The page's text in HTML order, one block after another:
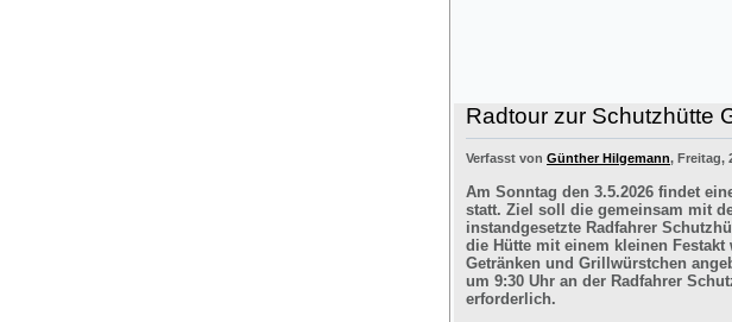
Radtour zur Schutzhütte
Verfasst von Günther Hilgemann, Freitag,
Am Sonntag den 3.5.2026 findet
statt. Ziel soll die gemeinsam mit
instandgesetzte Radfahrer
die Hütte mit einem kleinen
Getränken und Grillwürstchen
um 9:30 Uhr an der Radfahrer
erforderlich.